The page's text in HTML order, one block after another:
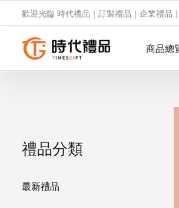
歡迎光臨 時代禮品｜訂製禮品｜企業禮品
商品總
禮品分類
最新禮品